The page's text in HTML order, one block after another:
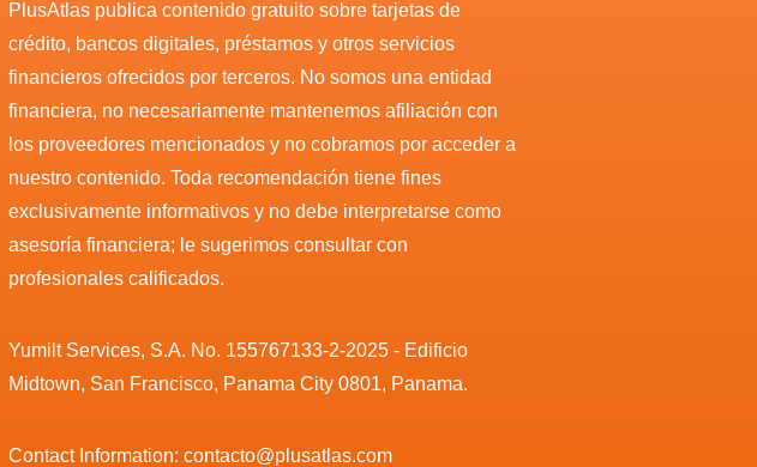
PlusAtlas publica contenido gratuito sobre tarjetas de
crédito, bancos digitales, préstamos y otros servicios
financieros ofrecidos por terceros. No somos una entidad
financiera, no necesariamente mantenemos afiliación con
los proveedores mencionados y no cobramos por acceder a
nuestro contenido. Toda recomendación tiene fines
exclusivamente informativos y no debe interpretarse como
asesoría financiera; le sugerimos consultar con
profesionales calificados.
Yumilt Services, S.A. No. 155767133-2-2025 - Edificio
Midtown, San Francisco, Panama City 0801, Panama.
Contact Information: contacto@plusatlas.com